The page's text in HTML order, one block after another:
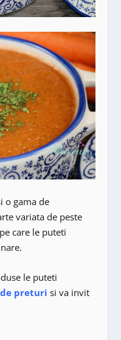
o gama de
variata de peste
care le puteti
le puteti
preturi si va invit